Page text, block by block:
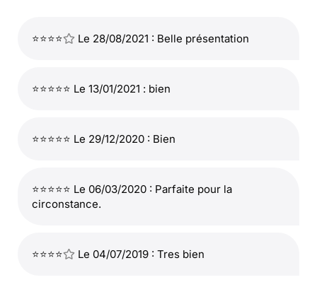
⭐⭐⭐⭐ Le 28/08/2021 : Belle présentation
⭐⭐⭐⭐⭐ Le 13/01/2021 : bien
⭐⭐⭐⭐⭐ Le 29/12/2020 : Bien
⭐⭐⭐⭐⭐ Le 06/03/2020 : Parfaite pour la
circonstance.
⭐⭐⭐⭐ Le 04/07/2019 : Tres bien